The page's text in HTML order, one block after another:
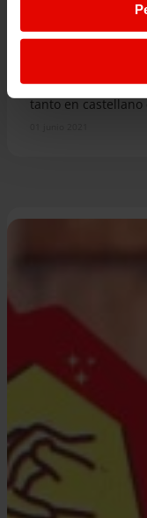
Recursos
Os presentamos
para el curso
tanto en castellano